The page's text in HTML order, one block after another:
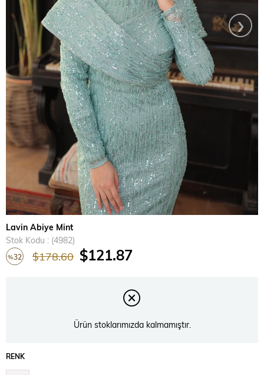
›
Lavin Abiye Mint
Stok Kodu
(4982)
%32 $178.60 $121.87
Ürün stoklarımızda kalmamıştır.
RENK